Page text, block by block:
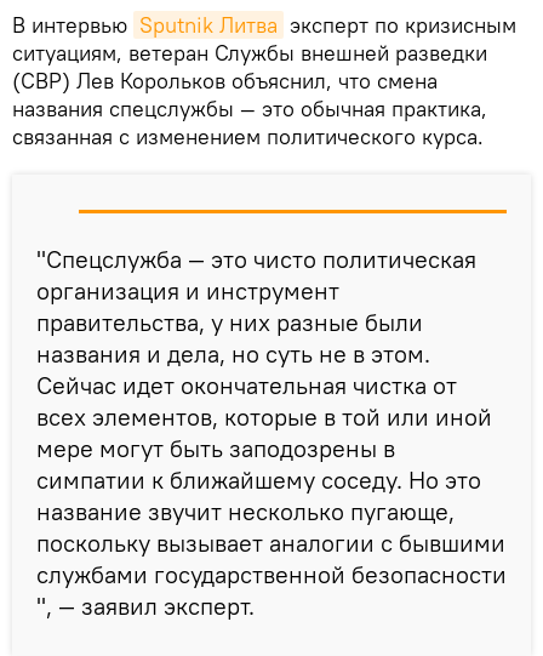
В интервью Sputnik Литва эксперт по кризисным
ситуациям, ветеран Службы внешней разведки
(СВР) Лев Корольков объяснил, что смена
названия спецслужбы — это обычная практика,
связанная с изменением политического курса.
"Спецслужба — это чисто политическая
организация и инструмент
правительства, у них разные были
названия и дела, но суть не в этом.
Сейчас идет окончательная чистка от
всех элементов, которые в той или иной
мере могут быть заподозрены в
симпатии к ближайшему соседу. Но это
название звучит несколько пугающе,
поскольку вызывает аналогии с бывшими
службами государственной безопасности
", — заявил эксперт.